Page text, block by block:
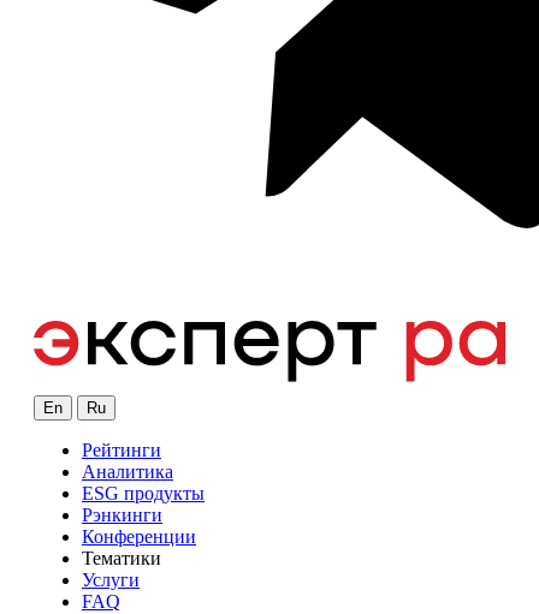
En Ru
Рейтинги
Аналитика
ESG продукты
Рэнкинги
Конференции
Тематики
Услуги
FAQ